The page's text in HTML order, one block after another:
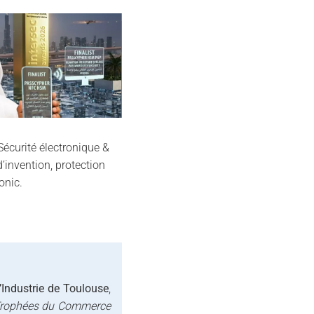
Nov
électronique &
protection
de Toulouse,
du Commerce